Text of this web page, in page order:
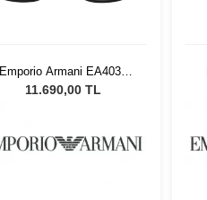
Emporio Armani EA4033
5229T356 Erkek Güneş
11.690,00 TL